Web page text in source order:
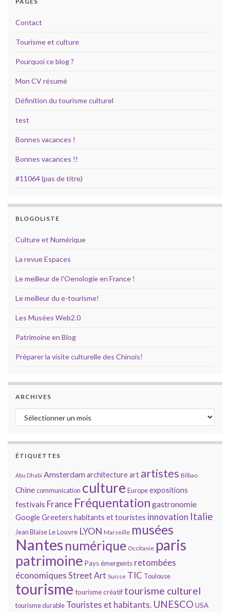
Contact
Tourisme et culture
Pourquoi ce blog ?
Mon CV résumé
Définition du tourisme culturel
test
Bonnes vacances !
Bonnes vacances !!
#11064 (pas de titre)
BLOGOLISTE
Culture et Numérique
La revue Espaces
Le meilleur de l'Oenologie en France !
Le meilleur du e-tourisme!
Les Musées Web2.0
Patrimoine en Blog
Préparer la visite culturelle des Chinois!
ARCHIVES
Archives
ÉTIQUETTES
Abu Dhabi Amsterdamarchitectureart artistes Bilbao
Chinecommunication culture Europeexpositions
festivals France Fréquentation gastronomie
GoogleGreeters habitants et touristes innovation Italie
Jean BlaiseLe Louvre LYON Marseille musées
Nantes numérique Occitanie paris
patrimoine Pays émergents retombées
économiques Street Art Suisse TIC Toulouse
tourisme tourisme créatif tourisme culturel
tourisme durable Touristes et habitants. UNESCO USA